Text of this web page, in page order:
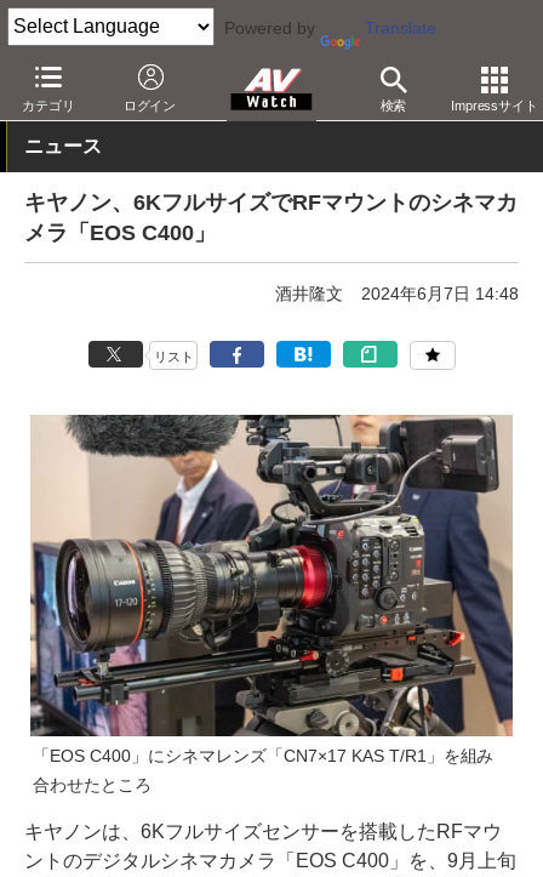
Powered by Translate
カテゴリ ログイン 検索 Impressサイト
AV Watch 製品 デジタルカメラ キヤノン
ニュース
キヤノン、6KフルサイズでRFマウントのシネマカ
メラ「EOS C400」
酒井隆文 2024年6月7日 14:48
リスト
「EOS C400」にシネマレンズ「CN7×17 KAS T/R1」を組み
合わせたところ
キヤノンは、6Kフルサイズセンサーを搭載したRFマウ
ントのデジタルシネマカメラ「EOS C400」を、9月上旬